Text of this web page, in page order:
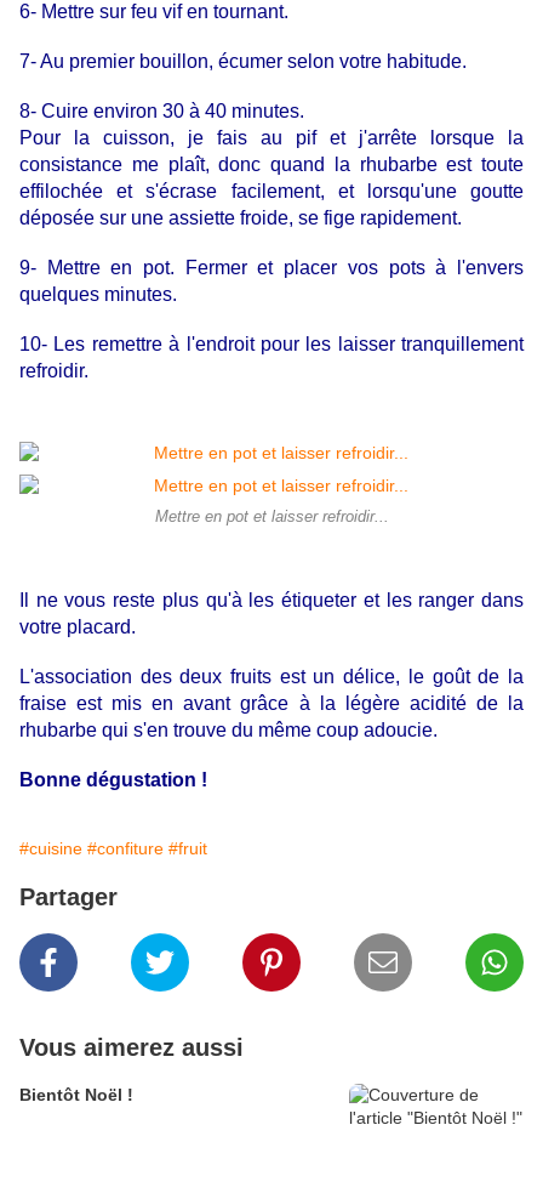
6- Mettre sur feu vif en tournant.
7- Au premier bouillon, écumer selon votre habitude.
8- Cuire environ 30 à 40 minutes.
Pour la cuisson, je fais au pif et j'arrête lorsque la
consistance me plaît, donc quand la rhubarbe est toute
effilochée et s'écrase facilement, et lorsqu'une goutte
déposée sur une assiette froide, se fige rapidement.
9- Mettre en pot. Fermer et placer vos pots à l'envers
quelques minutes.
10- Les remettre à l'endroit pour les laisser tranquillement
refroidir.
Mettre en pot et laisser refroidir...
Il ne vous reste plus qu'à les étiqueter et les ranger dans
votre placard.
L'association des deux fruits est un délice, le goût de la
fraise est mis en avant grâce à la légère acidité de la
rhubarbe qui s'en trouve du même coup adoucie.
Bonne dégustation !
#cuisine #confiture #fruit
Partager
Vous aimerez aussi
Bientôt Noël !